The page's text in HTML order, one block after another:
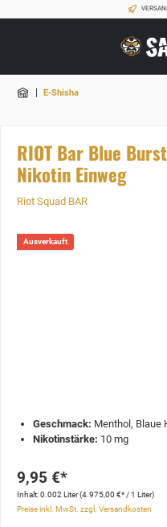
| E-Shisha
RIOT Bar Blue
Nikotin Einweg
Riot Squad BAR
Ausverkauft
Geschmack: Menthol, Blaue
Nikotinstärke: 10 mg
9,95 €*
Inhalt:0.002 Liter(4.975,00 €* / 1 Liter)
Preise inkl. MwSt. zzgl. Versandkosten